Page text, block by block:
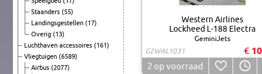
Staanders (55)
Landingsgestellen (17)
Overig (13)
Luchthaven accessoires (161)
Vliegtuigen (6589)
Airbus (2077)
Western Airlines
Lockheed L-188 Electra
GeminiJets
G2WAL1031
€
2 op voorraad